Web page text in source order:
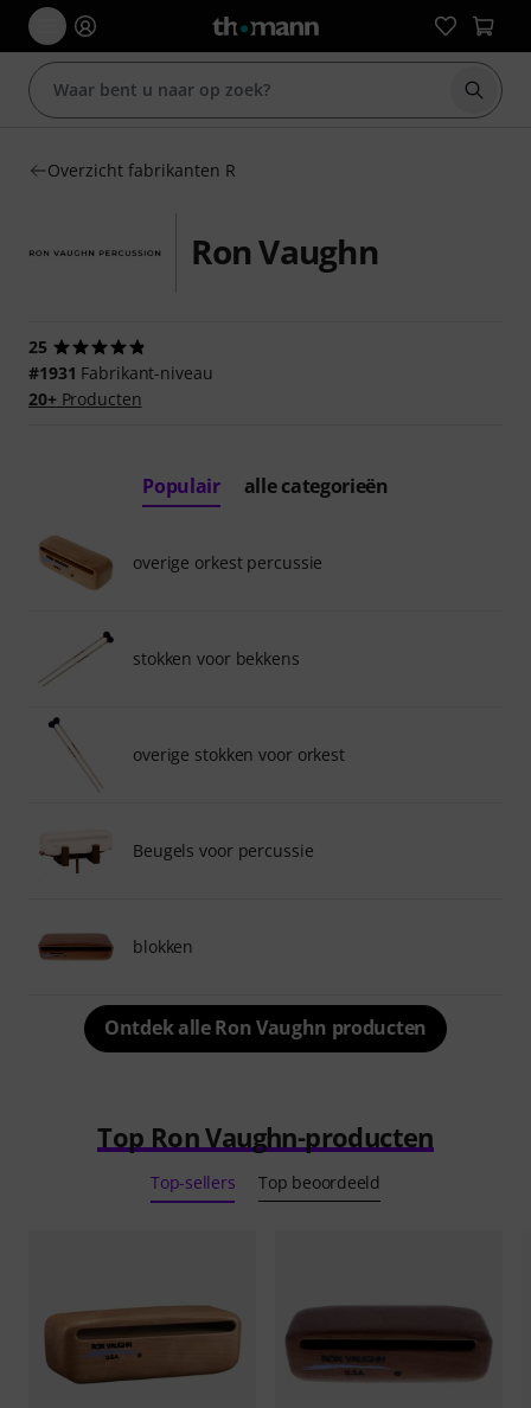
Zoek
Overzicht fabrikanten R
Ron Vaughn
25
#1931 Fabrikant-niveau
20+Producten
Populair alle categorieën
overige orkest percussie
stokken voor bekkens
overige stokken voor orkest
Beugels voor percussie
blokken
Ontdek alle Ron Vaughn producten
Top Ron Vaughn-producten
Top-sellers Top beoordeeld